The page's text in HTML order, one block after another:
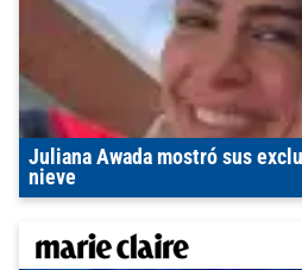
Juliana Awada mostró sus
nieve